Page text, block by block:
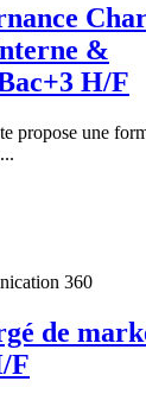
&
H/F
propose une
360
de
F